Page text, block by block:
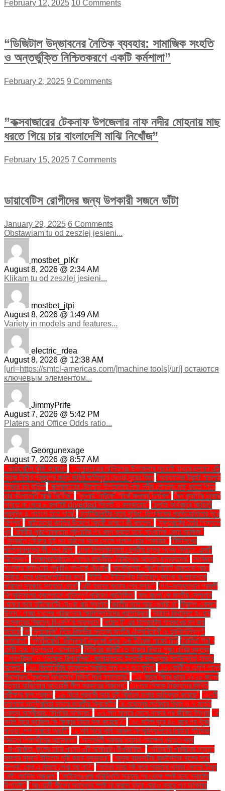
February 12, 2025 10 Comments
“ডিজিটাল উদ্ভাবনের নৈতিক ব্যবহার: সামাজিক সংহতি
ও অন্তর্ভুক্তি নিশ্চিতকরণে একটি কর্মশালা”
February 2, 2025 9 Comments
”কক্সবাজারের টেকনাফ উপজেলার নাফ নদীর মোহনায় মাছ
ধরতে গিয়ে চার বাংলাদেশি মাঝি নিখোঁজ”
February 15, 2025 7 Comments
ডায়াবেটিস রোগীদের জন্য উপকারী সজনে ডাঁটা
January 29, 2025 6 Comments
Obstawiam tu od zeszlej jesieni...
mostbet_plKr
August 8, 2026 @ 2:34 AM
Klikam tu od zeszlej jesieni...
mostbet_jtpi
August 8, 2026 @ 1:49 AM
Variety in models and features...
electric_rdea
August 8, 2026 @ 12:38 AM
[url=https://smtcl-americas.com/]machine tools[/url] остаются
ключевым элементом...
JimmyPrife
August 7, 2026 @ 5:42 PM
Platers and Office Odds ratio...
Georgunexage
August 7, 2026 @ 8:57 AM
. ডায়াবেটিস ঝুঁকি কমানো:
। সুনামগঞ্জের শান্তিগঞ্জ উপজেলার সাংহাই হাওরে চলমান এই
সড়ক নির্মাণ প্রকল্পের জন্য জমির ক্ষতিপূরণ দেওয়া দূরের বিষয় ''অরফানেজ ট্রাস্ট মামলায়
সাজার রায় বাতিল ''কক্সবাজারের টেকনাফ উপজেলার নাফ নদীর মোহনায় মাছ ধরতে গিয়ে
চার বাংলাদেশি মাঝি নিখোঁজ'' ''খুলনায় ‘নাটুকে’ পার্কে জলবায়ু তহবিল'' ''ঘন কুয়াশায় ঢাকায়
নামতে না পেরে ৬ ফ্লাইট diverted সিলেট ও কলকাতায়'' ''চলতি অর্থবছরে জিডিপি
প্রবৃদ্ধি ৪ শতাংশ হতে পারে'' ''চ্যাটজিপিটির নতুন সুবিধা: ডিপসিকের প্রতিযোগিতার মুখে
বিপ্লব'' ''বাইডেনের জাতির উদ্দেশে বিদায়ী ভাষণে কী বললেন'' ''যুক্তরাষ্ট্রে তৈরি পিস্তলে
খুন ''রাষ্ট্রীয় পৃষ্ঠপোষকতায় লুটপাটের পথ বন্ধ করতে হবে: সাংবাদিক নেতা আজিজ"
''সুন্দরবনে নৌকায় দুই মণ হরিণের মাংস ফেলে পালাল চোর শিকারিরা'' 'টিউলিপের
পদত্যাগপত্রে কী লেখা ছিল'' 'ঢাকা বিশ্ববিদ্যালয় কেন্দ্রীয় ছাত্র সংসদ নির্বাচন: একটি
বিশ্লেষণ'' 'শিক্ষাপ্রতিষ্ঠানে ‘গোপন রাজনীতি’ নিষিদ্ধের আহ্বান ছাত্রদলের'' 'সংবিধান
সংস্কার কমিশনের সুপারিশ সম্পর্কে বিএনপি ‘অস্ট্রেলিয়া প্রতি মিনিটে ভারতকে স্মরণ
করিয়ে দেবে ধবলধোলাইয়ের কথা’ ‘ইইউ ও ইউরোপীয় বিনিয়োগ ব্যাংক বাংলাদেশকে
পরিবেশ সুরক্ষায় সহায়তা দেবে’ ‘এটা হয়তো আমার শেষ ম্যাচ’" ‘গণ–অভ্যুত্থান পরবর্তী
বিশ্ববিদ্যালয় ক্যাম্পাসে শান্তিপূর্ণ পরিবেশ প্রতিষ্ঠিত’ ‘জয় বাংলা’কে জাতীয় স্লোগান
ঘোষণা করে হাইকোর্টের দেওয়া রায় স্থগিত ‘জাতীয় দলে আর খেলছি না’ ‘ট্রাম্প একজন
উন্মাদ’: গাজা দখলের পরিকল্পনায় ফিলিস্তিনিদের প্রতিক্রিয়া ‘নির্বাচন বিলম্বিত হওয়ার
সংস্কারের বিরুদ্ধে বিএনপি’র অবস্থান’ ‘পাঠান টু’ এর চিত্রনাট্য শাহরুখের মন জয়
করেছে ‘মা ‘মুনাফেকি’ নিয়ে রিজভীর মন্তব্য জাতীয় ঐক্যবিরোধী ও দুরভিসন্ধিপূর্ণ:
জামায়াত" ‘যুদ্ধবিরোধী’ রবীন্দ্রনাথ ঠাকুরের কাছে এক ইংরেজ মায়ের চিঠি ‘রোহিত শর্মা -
মোটা এবং গড়পড়তা খেলোয়াড়’ ‘শিবিরের কমিটি’তে থাকার বিষয়ে পূজা চেরির বক্তব্য
"‘গণপরিষদ’ ও ‘সেকেন্ড রিপাবলিক’: জামায়াতসহ ইসলামী দলগুলোর মতভিন্নতা সামনে
আসছে" "১০ কিলোমিটার ব্যবধানে সবজির দাম ৩-৪ গুণ বৃদ্ধি" "১০ কোটি ও এমপি পদের
প্রলোভন: নুরুলের অভিযোগ মিথ্যা দাবি সামান্তার" "১৫ বছরে বিচার ছাড়া ১৯২৬ জনের
হত্যার অভিযোগ আওয়ামী লীগ সরকারের বিরুদ্ধে" "১৮তম শিক্ষক নিবন্ধনের লিখিত
পরীক্ষার ফল প্রকাশ "১৯ দিনে প্রবাসী আয় দুই বিলিয়ন ডলার অতিক্রম করেছে" "২৭টি
ব্যাগসহ অস্ট্রেলিয়া সফরে ভারতীয় ক্রিকেটার "৪ নভেম্বর সংবিধান দিবস ও ৭ মার্চের
গুরুত্ব অস্বীকার: সিপিবির অভিমত" "৬৭ দিন সাগরে ভেসে থাকার পর জীবিত উদ্ধার "৭
বদলি নিয়ে ব্রাজিল কি ফিফার নিয়ম ভঙ্গ করেছে?" "৭০ মাইল দূরে ৪০ বছর পর খুঁজে
পাওয়া গেল হারানো আংটি" "৮ দবি নিয়ে কবি নজরুল বিশ্ববিদ্যালয়ের মিডিয়া স্টাডিজ
বিভাগে শিক্ষার্থীদের আন্দোলন" "অন্তর্বর্তী সরকার যথাযথ পদক্ষেপ গ্রহণে ব্যর্থ
"অপরাজিতা ফুলের চায়ে পাবেন ৬টি অসাধারণ উপকারিতা" "অভিবাসী পরিবারের সন্তান
কমলার সামনে ইতিহাস সৃষ্টি করার সম্ভাবনা" "অমুক ব্যবসায়ীর রাজনৈতিক দলের সঙ্গে
সম্পর্ক: কেন এ বিষয়ে লেখা হয় না?" "অযথা সময় নষ্ট করে সরকারে থাকার কোনো ইচ্ছা
নেই: আসিফ নজরুল" "আইনশৃঙ্খলা পরিস্থিতি সন্ধ্যার পর থেকে স্পষ্ট হবে: স্বরাষ্ট্র
উপদেষ্টা" "আওয়ামী লীগের অবস্থান স্পষ্ট না করলে যমুনা ঘেরাও করবে গণ অধিকার